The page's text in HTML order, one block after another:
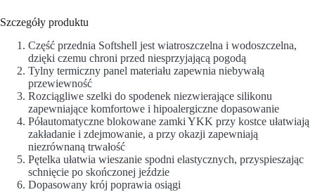
Szczegóły produktu
Część przednia Softshell jest wiatroszczelna i wodoszczelna,
dzięki czemu chroni przed niesprzyjającą pogodą
Tylny termiczny panel materiału zapewnia niebywałą
przewiewność
Rozciągliwe szelki do spodenek niezwierające silikonu
zapewniające komfortowe i hipoalergiczne dopasowanie
Półautomatyczne blokowane zamki YKK przy kostce ułatwiają
zakładanie i zdejmowanie, a przy okazji zapewniają
niezrównaną trwałość
Pętelka ułatwia wieszanie spodni elastycznych, przyspieszając
schnięcie po skończonej jeździe
Dopasowany krój poprawia osiągi